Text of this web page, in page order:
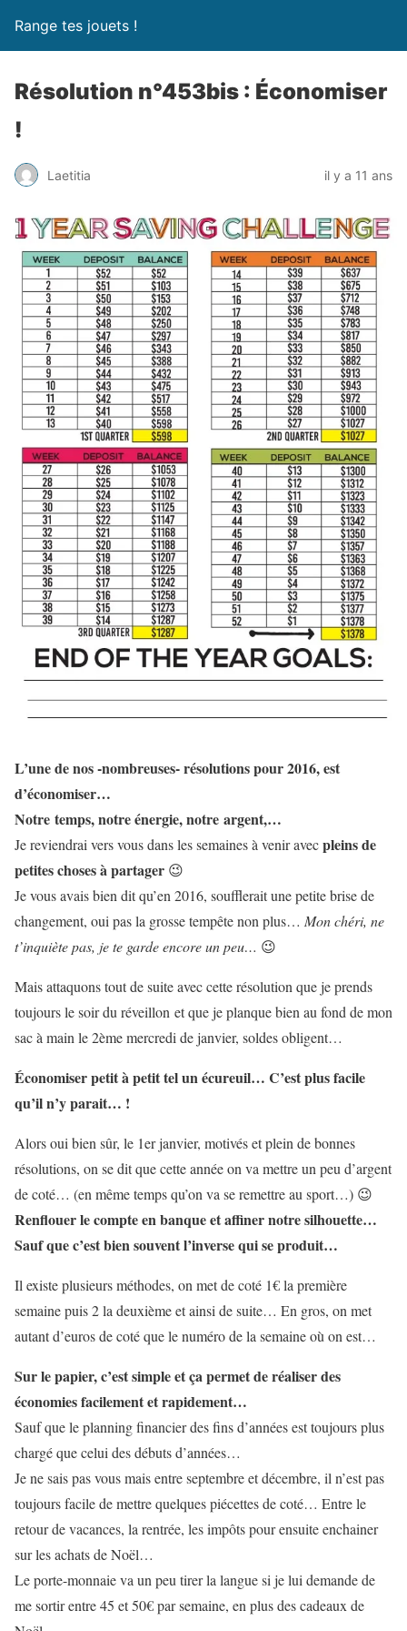
Range tes jouets !
Résolution n°453bis : Économiser
!
Laetitia il y a 11 ans
L’une de nos -nombreuses- résolutions pour 2016, est
d’économiser…
Notre temps, notre énergie, notre argent,…
Je reviendrai vers vous dans les semaines à venir avecpleins de
petites choses à partager 😉
Je vous avais bien dit qu’en 2016, soufflerait une petite brise de
changement, oui pas la grosse tempête non plus… Mon chéri, ne
t’inquiète pas, je te garde encore un peu… 😉
Mais attaquons tout de suite avec cette résolution que je prends
toujours le soir du réveillon et que je planque bien au fond de mon
sac à main le 2ème mercredi de janvier, soldes obligent…
Économiser petit à petit tel un écureuil… C’est plus facile
qu’il n’y parait… !
Alors oui bien sûr, le 1er janvier, motivés et plein de bonnes
résolutions, on se dit que cette année on va mettre un peu d’argent
de coté… (en même temps qu’on va se remettre au sport…) 😉
Renflouer le compte en banque et affiner notre silhouette…
Sauf que c’est bien souvent l’inverse qui se produit…
Il existe plusieurs méthodes, on met de coté 1€ la première
semaine puis 2 la deuxième et ainsi de suite… En gros, on met
autant d’euros de coté que le numéro de la semaine où on est…
Sur le papier, c’est simple et ça permet de réaliser des
économies facilement et rapidement…
Sauf que le planning financier des fins d’années est toujours plus
chargé que celui des débuts d’années…
Je ne sais pas vous mais entre septembre et décembre, il n’est pas
toujours facile de mettre quelques piécettes de coté… Entre le
retour de vacances, la rentrée, les impôts pour ensuite enchainer
sur les achats de Noël…
Le porte-monnaie va un peu tirer la langue si je lui demande de
me sortir entre 45 et 50€ par semaine, en plus des cadeaux de